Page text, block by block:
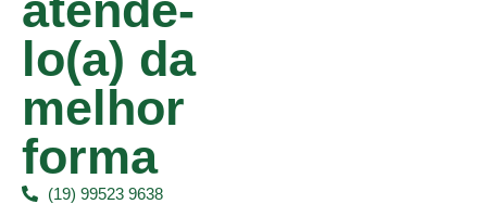
lo(a) da
melhor
forma
(19) 99523 9638